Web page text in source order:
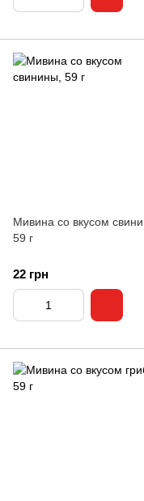
Мивина со вкусом
59 г
22 грн